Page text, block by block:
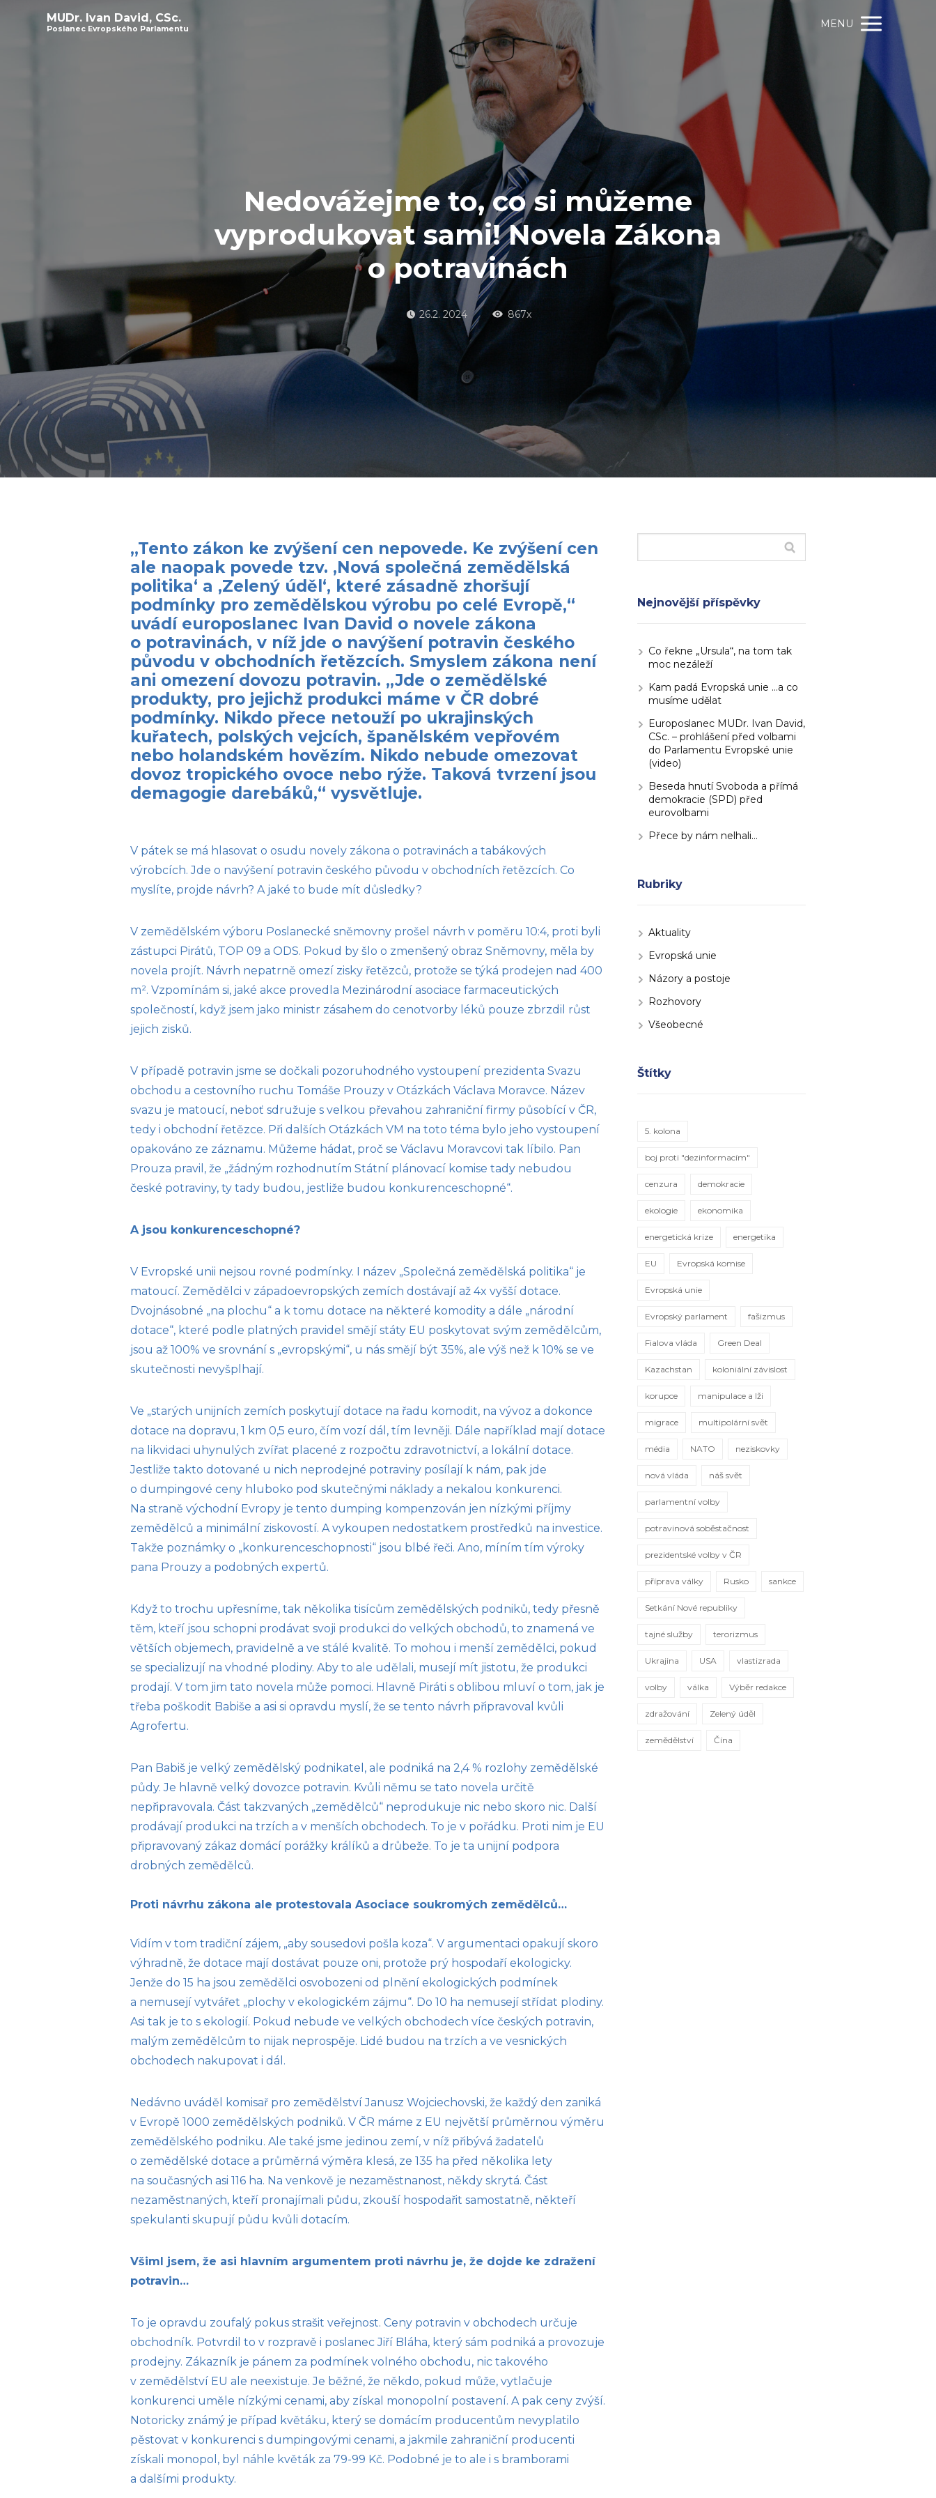
MUDr. Ivan David, CSc.
Poslanec Evropského Parlamentu MENU
Nedovážejme to, co si můžeme
vyprodukovat sami! Novela Zákona
o potravinách
26.2. 2024 867x
„Tento zákon ke zvýšení cen nepovede. Ke zvýšení cen
ale naopak povede tzv. ‚Nová společná zemědělská
politika‘ a ‚Zelený úděl‘, které zásadně zhoršují
podmínky pro zemědělskou výrobu po celé Evropě,“
uvádí europoslanec Ivan David o novele zákona
o potravinách, v níž jde o navýšení potravin českého
původu v obchodních řetězcích. Smyslem zákona není
ani omezení dovozu potravin. „Jde o zemědělské
produkty, pro jejichž produkci máme v ČR dobré
podmínky. Nikdo přece netouží po ukrajinských
kuřatech, polských vejcích, španělském vepřovém
nebo holandském hovězím. Nikdo nebude omezovat
dovoz tropického ovoce nebo rýže. Taková tvrzení jsou
demagogie darebáků,“ vysvětluje.
V pátek se má hlasovat o osudu novely zákona o potravinách a tabákových
výrobcích. Jde o navýšení potravin českého původu v obchodních řetězcích. Co
myslíte, projde návrh? A jaké to bude mít důsledky?
V zemědělském výboru Poslanecké sněmovny prošel návrh v poměru 10:4, proti byli
zástupci Pirátů, TOP 09 a ODS. Pokud by šlo o zmenšený obraz Sněmovny, měla by
novela projít. Návrh nepatrně omezí zisky řetězců, protože se týká prodejen nad 400
m². Vzpomínám si, jaké akce provedla Mezinárodní asociace farmaceutických
společností, když jsem jako ministr zásahem do cenotvorby léků pouze zbrzdil růst
jejich zisků.
V případě potravin jsme se dočkali pozoruhodného vystoupení prezidenta Svazu
obchodu a cestovního ruchu Tomáše Prouzy v Otázkách Václava Moravce. Název
svazu je matoucí, neboť sdružuje s velkou převahou zahraniční firmy působící v ČR,
tedy i obchodní řetězce. Při dalších Otázkách VM na toto téma bylo jeho vystoupení
opakováno ze záznamu. Můžeme hádat, proč se Václavu Moravcovi tak líbilo. Pan
Prouza pravil, že „žádným rozhodnutím Státní plánovací komise tady nebudou
české potraviny, ty tady budou, jestliže budou konkurenceschopné“.
A jsou konkurenceschopné?
V Evropské unii nejsou rovné podmínky. I název „Společná zemědělská politika“ je
matoucí. Zemědělci v západoevropských zemích dostávají až 4x vyšší dotace.
Dvojnásobné „na plochu“ a k tomu dotace na některé komodity a dále „národní
dotace“, které podle platných pravidel smějí státy EU poskytovat svým zemědělcům,
jsou až 100% ve srovnání s „evropskými“, u nás smějí být 35%, ale výš než k 10% se ve
skutečnosti nevyšplhají.
Ve „starých unijních zemích poskytují dotace na řadu komodit, na vývoz a dokonce
dotace na dopravu, 1 km 0,5 euro, čím vozí dál, tím levněji. Dále například mají dotace
na likvidaci uhynulých zvířat placené z rozpočtu zdravotnictví, a lokální dotace.
Jestliže takto dotované u nich neprodejné potraviny posílají k nám, pak jde
o dumpingové ceny hluboko pod skutečnými náklady a nekalou konkurenci.
Na straně východní Evropy je tento dumping kompenzován jen nízkými příjmy
zemědělců a minimální ziskovostí. A vykoupen nedostatkem prostředků na investice.
Takže poznámky o „konkurenceschopnosti“ jsou blbé řeči. Ano, míním tím výroky
pana Prouzy a podobných expertů.
Když to trochu upřesníme, tak několika tisícům zemědělských podniků, tedy přesně
těm, kteří jsou schopni prodávat svoji produkci do velkých obchodů, to znamená ve
větších objemech, pravidelně a ve stálé kvalitě. To mohou i menší zemědělci, pokud
se specializují na vhodné plodiny. Aby to ale udělali, musejí mít jistotu, že produkci
prodají. V tom jim tato novela může pomoci. Hlavně Piráti s oblibou mluví o tom, jak je
třeba poškodit Babiše a asi si opravdu myslí, že se tento návrh připravoval kvůli
Agrofertu.
Pan Babiš je velký zemědělský podnikatel, ale podniká na 2,4 % rozlohy zemědělské
půdy. Je hlavně velký dovozce potravin. Kvůli němu se tato novela určitě
nepřipravovala. Část takzvaných „zemědělců“ neprodukuje nic nebo skoro nic. Další
prodávají produkci na trzích a v menších obchodech. To je v pořádku. Proti nim je EU
připravovaný zákaz domácí porážky králíků a drůbeže. To je ta unijní podpora
drobných zemědělců.
Proti návrhu zákona ale protestovala Asociace soukromých zemědělců…
Vidím v tom tradiční zájem, „aby sousedovi pošla koza“. V argumentaci opakují skoro
výhradně, že dotace mají dostávat pouze oni, protože prý hospodaří ekologicky.
Jenže do 15 ha jsou zemědělci osvobozeni od plnění ekologických podmínek
a nemusejí vytvářet „plochy v ekologickém zájmu“. Do 10 ha nemusejí střídat plodiny.
Asi tak je to s ekologií. Pokud nebude ve velkých obchodech více českých potravin,
malým zemědělcům to nijak neprospěje. Lidé budou na trzích a ve vesnických
obchodech nakupovat i dál.
Nedávno uváděl komisař pro zemědělství Janusz Wojciechovski, že každý den zaniká
v Evropě 1000 zemědělských podniků. V ČR máme z EU největší průměrnou výměru
zemědělského podniku. Ale také jsme jedinou zemí, v níž přibývá žadatelů
o zemědělské dotace a průměrná výměra klesá, ze 135 ha před několika lety
na současných asi 116 ha. Na venkově je nezaměstnanost, někdy skrytá. Část
nezaměstnaných, kteří pronajímali půdu, zkouší hospodařit samostatně, někteří
spekulanti skupují půdu kvůli dotacím.
Všiml jsem, že asi hlavním argumentem proti návrhu je, že dojde ke zdražení
potravin…
To je opravdu zoufalý pokus strašit veřejnost. Ceny potravin v obchodech určuje
obchodník. Potvrdil to v rozpravě i poslanec Jiří Bláha, který sám podniká a provozuje
prodejny. Zákazník je pánem za podmínek volného obchodu, nic takového
v zemědělství EU ale neexistuje. Je běžné, že někdo, pokud může, vytlačuje
konkurenci uměle nízkými cenami, aby získal monopolní postavení. A pak ceny zvýší.
Notoricky známý je případ květáku, který se domácím producentům nevyplatilo
pěstovat v konkurenci s dumpingovými cenami, a jakmile zahraniční producenti
získali monopol, byl náhle květák za 79-99 Kč. Podobné je to ale i s bramborami
a dalšími produkty.
Nejnovější příspěvky
Co řekne „Ursula“, na tom tak
moc nezáleží
Kam padá Evropská unie …a co
musíme udělat
Europoslanec MUDr. Ivan David,
CSc. – prohlášení před volbami
do Parlamentu Evropské unie
(video)
Beseda hnutí Svoboda a přímá
demokracie (SPD) před
eurovolbami
Přece by nám nelhali…
Rubriky
Aktuality
Evropská unie
Názory a postoje
Rozhovory
Všeobecné
Štítky
5. kolona
boj proti "dezinformacím"
cenzura demokracie
ekologie ekonomika
energetická krize energetika
EU Evropská komise
Evropská unie
Evropský parlament fašizmus
Fialova vláda Green Deal
Kazachstan koloniální závislost
korupce manipulace a lži
migrace multipolární svět
média NATO neziskovky
nová vláda náš svět
parlamentní volby
potravinová soběstačnost
prezidentské volby v ČR
příprava války Rusko sankce
Setkání Nové republiky
tajné služby terorizmus
Ukrajina USA vlastizrada
volby válka Výběr redakce
zdražování Zelený úděl
zemědělství Čína